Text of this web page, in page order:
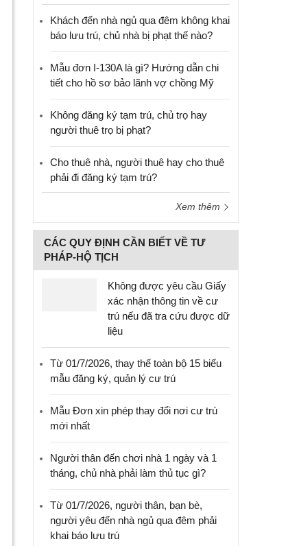
Khách đến nhà ngủ qua đêm không khai
báo lưu trú, chủ nhà bị phạt thế nào?
Mẫu đơn I-130A là gì? Hướng dẫn chi
tiết cho hồ sơ bảo lãnh vợ chồng Mỹ
Không đăng ký tạm trú, chủ trọ hay
người thuê trọ bị phạt?
Cho thuê nhà, người thuê hay cho thuê
phải đi đăng ký tạm trú?
Xem thêm
CÁC QUY ĐỊNH CẦN BIẾT VỀ TƯ
PHÁP-HỘ TỊCH
Không được yêu cầu Giấy
xác nhận thông tin về cư
trú nếu đã tra cứu được dữ
liệu
Từ 01/7/2026, thay thế toàn bộ 15 biểu
mẫu đăng ký, quản lý cư trú
Mẫu Đơn xin phép thay đổi nơi cư trú
mới nhất
Người thân đến chơi nhà 1 ngày và 1
tháng, chủ nhà phải làm thủ tục gì?
Từ 01/7/2026, người thân, bạn bè,
người yêu đến nhà ngủ qua đêm phải
khai báo lưu trú